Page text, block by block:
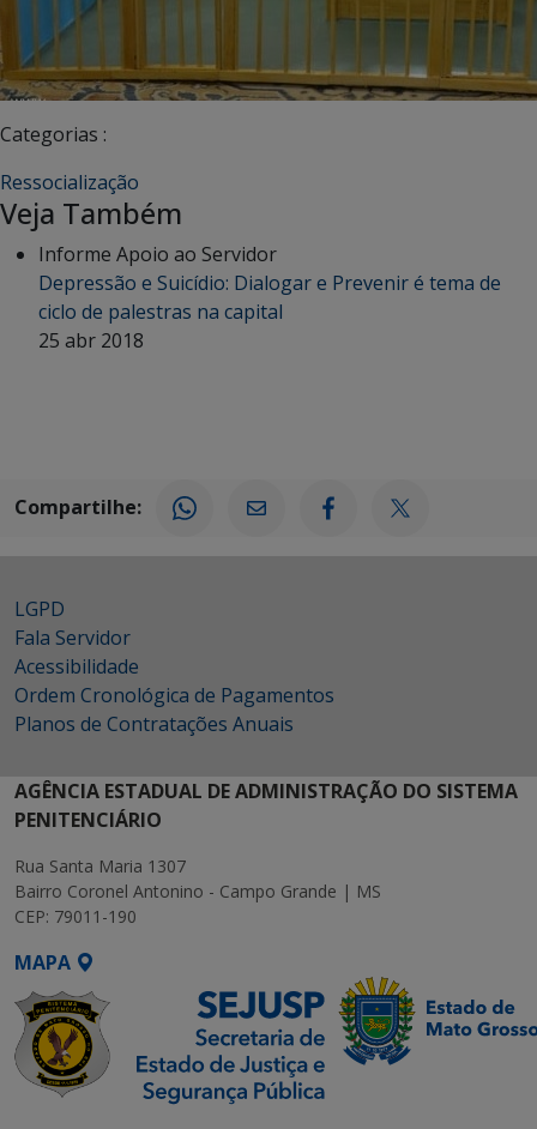
Categorias :
Ressocialização
Veja Também
Informe Apoio ao Servidor
Depressão e Suicídio: Dialogar e Prevenir é tema de
ciclo de palestras na capital
25 abr 2018
Compartilhe:
LGPD
Fala Servidor
Acessibilidade
Ordem Cronológica de Pagamentos
Planos de Contratações Anuais
AGÊNCIA ESTADUAL DE ADMINISTRAÇÃO DO SISTEMA
PENITENCIÁRIO
Rua Santa Maria 1307
Bairro Coronel Antonino - Campo Grande | MS
CEP: 79011-190
MAPA